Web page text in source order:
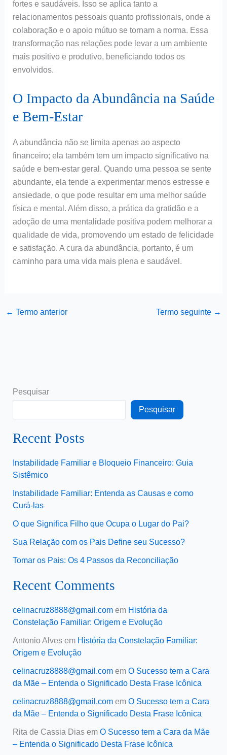
fortes e saudáveis. Isso se aplica tanto a
relacionamentos pessoais quanto profissionais, onde a
colaboração e o apoio mútuo se tornam a norma. Essa
transformação nas relações pode levar a um ambiente
mais positivo e produtivo, beneficiando todos os
envolvidos.
O Impacto da Abundância na Saúde
e Bem-Estar
A abundância não se limita apenas ao aspecto
financeiro; ela também tem um impacto significativo na
saúde e bem-estar geral. Quando uma pessoa se sente
abundante, ela tende a experimentar menos estresse e
ansiedade, o que pode resultar em uma melhor saúde
física e mental. Além disso, a prática da gratidão e a
adoção de uma mentalidade positiva podem melhorar a
qualidade de vida, promovendo um estado de felicidade
e satisfação. A cura da abundância, portanto, é um
caminho para uma vida mais plena e saudável.
← Termo anterior Termo seguinte →
Pesquisar
Pesquisar
Recent Posts
Instabilidade Familiar e Bloqueio Financeiro: Guia
Sistêmico
Instabilidade Familiar: Entenda as Causas e como
Curá-las
O que Significa Filho que Ocupa o Lugar do Pai?
Sua Relação com os Pais Define seu Sucesso?
Tomar os Pais: Os 4 Passos da Reconciliação
Recent Comments
celinacruz8888@gmail.comem História da
Constelação Familiar: Origem e Evolução
Antonio Alvesem História da Constelação Familiar:
Origem e Evolução
celinacruz8888@gmail.comem O Sucesso tem a Cara
da Mãe – Entenda o Significado Desta Frase Icônica
celinacruz8888@gmail.comem O Sucesso tem a Cara
da Mãe – Entenda o Significado Desta Frase Icônica
Rita de Cassia Diasem O Sucesso tem a Cara da Mãe
– Entenda o Significado Desta Frase Icônica